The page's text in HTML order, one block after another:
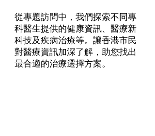
從專題訪問中，我們探索不同專
科醫生提供的健康資訊、醫療新
科技及疾病治療等。讓香港市民
對醫療資訊加深了解，助您找出
最合適的治療選擇方案。